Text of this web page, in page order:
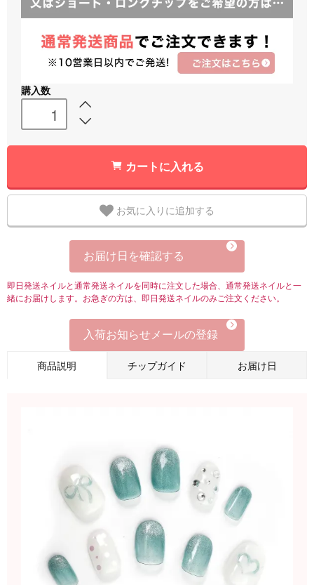
購入数
カートに入れる
お気に入りに追加する
お届け日を確認する
即日発送ネイルと通常発送ネイルを同時に注文した場合、通常発送ネイルと一
緒にお届けします。お急ぎの方は、即日発送ネイルのみご注文ください。
入荷お知らせメールの登録
商品説明 チップガイド お届け日